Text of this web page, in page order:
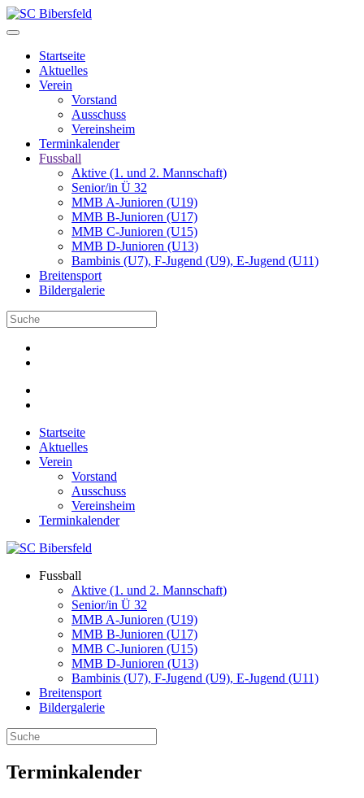
Startseite
Aktuelles
Verein
Vorstand
Ausschuss
Vereinsheim
Terminkalender
Fussball
Aktive (1. und 2. Mannschaft)
Senior/in Ü 32
MMB A-Junioren (U19)
MMB B-Junioren (U17)
MMB C-Junioren (U15)
MMB D-Junioren (U13)
Bambinis (U7), F-Jugend (U9), E-Jugend (U11)
Breitensport
Bildergalerie
Startseite
Aktuelles
Verein
Vorstand
Ausschuss
Vereinsheim
Terminkalender
Fussball
Aktive (1. und 2. Mannschaft)
Senior/in Ü 32
MMB A-Junioren (U19)
MMB B-Junioren (U17)
MMB C-Junioren (U15)
MMB D-Junioren (U13)
Bambinis (U7), F-Jugend (U9), E-Jugend (U11)
Breitensport
Bildergalerie
Terminkalender